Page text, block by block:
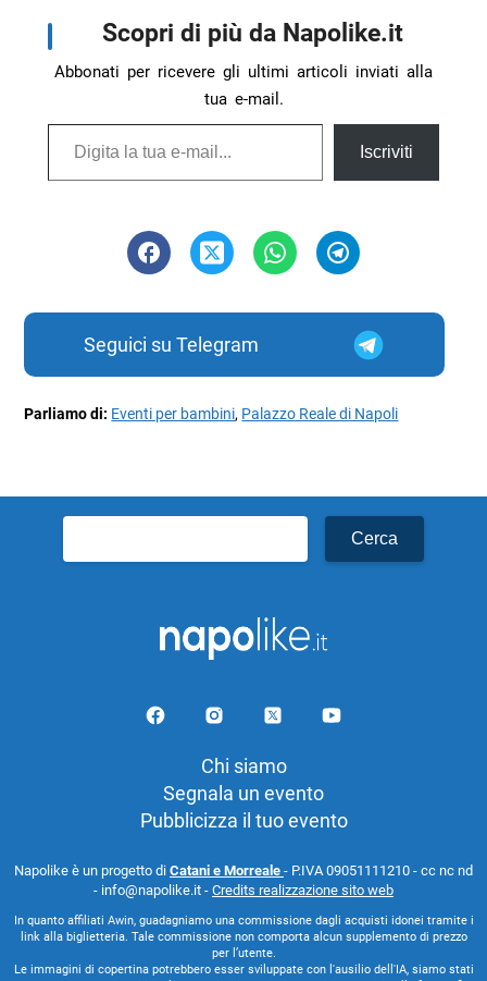
Scopri di più da Napolike.it
Abbonati per ricevere gli ultimi articoli inviati alla
tua e-mail.
Digita la tua e-mail...
Iscriviti
Seguici su Telegram
Parliamo di: Eventi per bambini, Palazzo Reale di Napoli
per:
Chi siamo
Segnala un evento
Pubblicizza il tuo evento
Napolike è un progetto di Catani e Morreale - P.IVA 09051111210 - cc nc nd
- info@napolike.it - Credits realizzazione sito web
In quanto affiliati Awin, guadagniamo una commissione dagli acquisti idonei tramite i
link alla biglietteria. Tale commissione non comporta alcun supplemento di prezzo
per l’utente.
Le immagini di copertina potrebbero esser sviluppate con l'ausilio dell'IA, siamo stati